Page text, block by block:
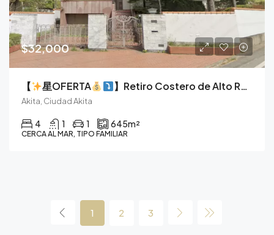
$32,000
【 星OFERTA 】Retiro Costero de Alto Rendimiento: Un Lienzo en Blanco en Akita
Akita, Ciudad Akita
4 1 1 645m²
CERCA AL MAR, TIPO FAMILIAR
1 2 3